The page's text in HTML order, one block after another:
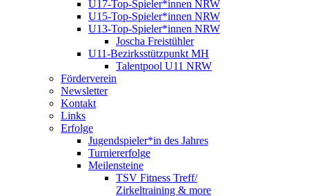
U17-Top-Spieler*innen NRW
U15-Top-Spieler*innen NRW
U13-Top-Spieler*innen NRW
Joscha Freistühler
U11-Bezirksstützpunkt MH
Talentpool U11 NRW
Förderverein
Newsletter
Kontakt
Links
Erfolge
Jugendspieler*in des Jahres
Turniererfolge
Meilensteine
TSV Fitness Treff/
Zirkeltraining & more